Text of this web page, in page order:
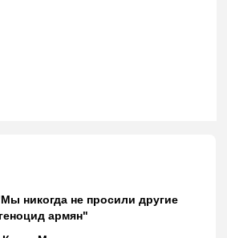
никогда не просили другие
армян"